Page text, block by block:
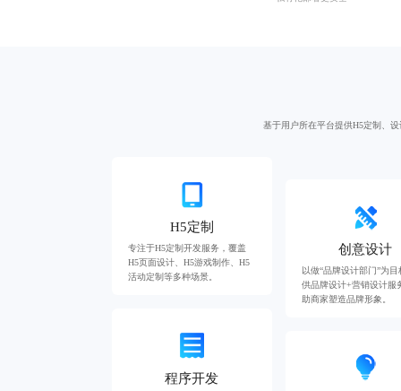
基于用户所在平台提供H5定制、
H5定制
专注于H5定制开发服务，覆盖
H5页面设计、H5游戏制作、H5
活动定制等多种场景。
创意设计
以做“品牌设计部门”为目
供品牌设计+营销设计服
助商家塑造品牌形象。
程序开发